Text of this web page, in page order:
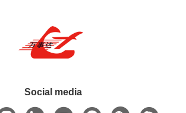
Social media